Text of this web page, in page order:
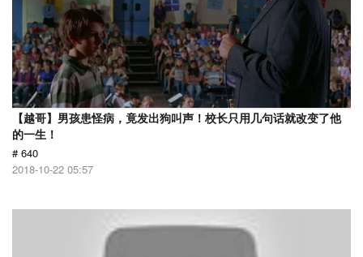
【越哥】男孩患怪病，竟发出狗叫声！校长只用几句话就改变了他
的一生！
# 640
2018-10-22 05:57